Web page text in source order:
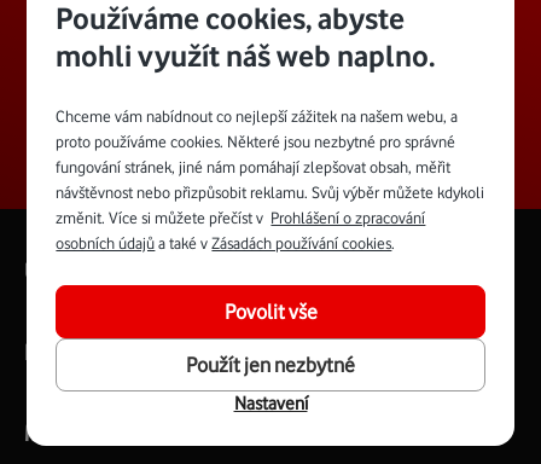
Mějte přehled o svých službách
díky aplikaci Můj Vodafone+
Stáhnout z App Store Stáhnout z Goole Play
Užitečné odkazy
Nabídka služeb
Můj Vodafone
Používáme cookies, abyste
mohli využít náš web naplno.
Chceme vám nabídnout co nejlepší zážitek na našem webu, a
proto používáme cookies. Některé jsou nezbytné pro správné
fungování stránek, jiné nám pomáhají zlepšovat obsah, měřit
návštěvnost nebo přizpůsobit reklamu. Svůj výběr můžete kdykoli
změnit. Více si můžete přečíst v Prohlášení o zpracování
osobních údajůa také vZásadách používání cookies.
Použít jen nezbytné
Povolit vše
Nastavení